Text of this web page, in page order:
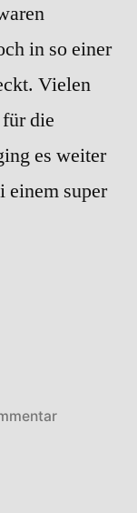
in so einer
Vielen
die
es weiter
einem super
zu